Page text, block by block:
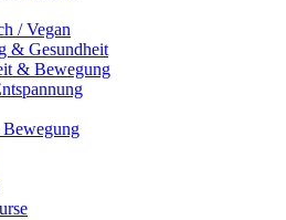
/ Vegan
& Gesundheit
& Bewegung